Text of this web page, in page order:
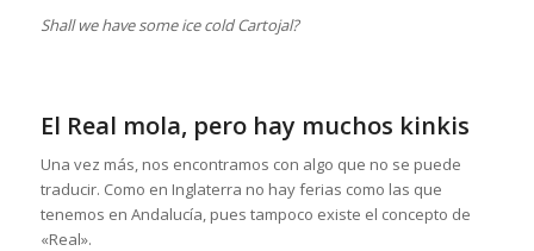
Shall we have some ice cold Cartojal?
El Real mola, pero hay muchos kinkis
Una vez más, nos encontramos con algo que no se puede
traducir. Como en Inglaterra no hay ferias como las que
tenemos en Andalucía, pues tampoco existe el concepto de
«Real».